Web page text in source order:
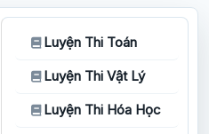
Luyện Thi Toán
Luyện Thi Vật Lý
Luyện Thi Hóa Học